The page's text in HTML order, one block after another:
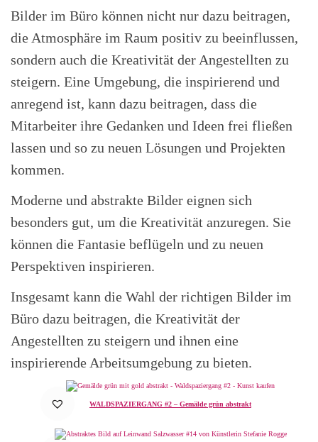
Bilder im Büro können nicht nur dazu beitragen,
die Atmosphäre im Raum positiv zu beeinflussen,
sondern auch die Kreativität der Angestellten zu
steigern. Eine Umgebung, die inspirierend und
anregend ist, kann dazu beitragen, dass die
Mitarbeiter ihre Gedanken und Ideen frei fließen
lassen und so zu neuen Lösungen und Projekten
kommen.
Moderne und abstrakte Bilder eignen sich
besonders gut, um die Kreativität anzuregen. Sie
können die Fantasie beflügeln und zu neuen
Perspektiven inspirieren.
Insgesamt kann die Wahl der richtigen Bilder im
Büro dazu beitragen, die Kreativität der
Angestellten zu steigern und ihnen eine
inspirierende Arbeitsumgebung zu bieten.
WALDSPAZIERGANG #2 – Gemälde grün abstrakt